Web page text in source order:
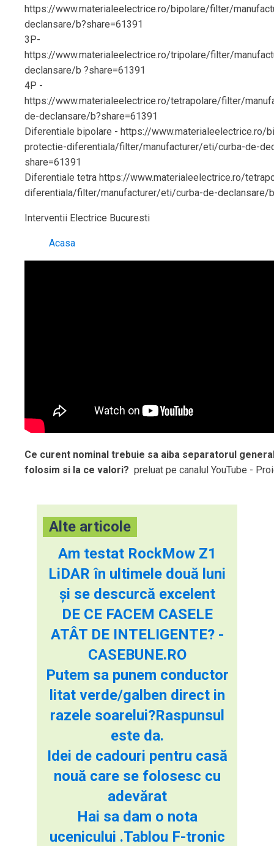
https://www.materialeelectrice.ro/bipolare/filter/
declansare/b?share=61391
3P-
https://www.materialeelectrice.ro/tripolare/filter/
declansare/b ?share=61391
4P -
https://www.materialeelectrice.ro/tetrapolare/filter/
de-declansare/b?share=61391
Diferentiale bipolare - https://www.materialeelectrice.ro/
protectie-diferentiala/filter/manufacturer/eti/curba-de-
share=61391
Diferentiale tetra https://www.materialeelectrice.ro/
diferentiala/filter/manufacturer/eti/curba-de-declansare/
Interventii Electrice Bucuresti
Acasa
Ce curent nominal trebuie sa aiba separatorul
folosim si la ce valori? preluat pe canalul YouTube -
Alte articole
Am testat RockMow Z1
LiDAR în ultimele două luni
și se descurcă excelent
DE CE FACEM CASELE
ATÂT DE INTELIGENTE? -
CASEBUNE.RO
Putem sa punem conductor
litat verde/galben direct in
razele soarelui?Raspunsul
este da.
Idei de cadouri pentru casă
nouă care se folosesc cu
adevărat
Hai sa dam o nota
ucenicului .Tablou F-tronic